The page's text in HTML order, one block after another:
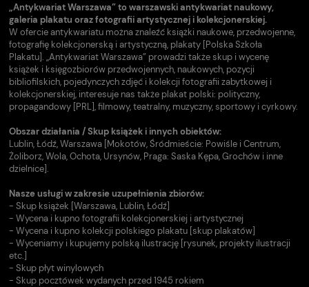
„Antykwariat Warszawa” to warszawski antykwariat naukowy,
galeria plakatu oraz fotografii artystycznej i kolekcjonerskiej.
W ofercie antykwariatu można znaleźć książki naukowe, przedwojenne,
fotografię kolekcjonerską i artystyczną, plakaty [Polska Szkoła
Plakatu]. „Antykwariat Warszawa” prowadzi także skup i wycenę
książek i księgozbiorów przedwojennych, naukowych, pozycji
bibliofilskich, pojedynczych zdjęć i kolekcji fotografii zabytkowej i
kolekcjonerskiej, interesuje nas także plakat polski: polityczny,
propagandowy [PRL], filmowy, teatralny, muzyczny, sportowy i cyrkowy.
Obszar działania / Skup książek i innych obiektów:
Lublin, Łódź, Warszawa [Mokotów, Śródmieście: Powiśle i Centrum,
Żoliborz, Wola, Ochota, Ursynów, Praga: Saska Kępa, Grochów i inne
dzielnice].
Nasze usługi w zakresie uzupełnienia zbiorów:
- Skup książek [Warszawa, Lublin, Łódź]
- Wycena i kupno fotografii kolekcjonerskiej i artystycznej
- Wycena i kupno kolekcji polskiego plakatu [skup plakatów]
- Wyceniamy i kupujemy polską ilustrację [rysunek, projekty ilustracji
etc.]
- Skup płyt winylowych
- Skup pocztówek wydanych przed 1945 rokiem